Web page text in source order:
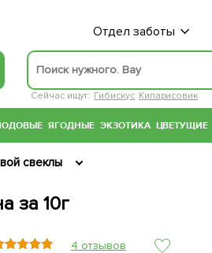
Отдел заботы
Сейчас ищут: Гибискус Кипарисовик
ЯГОДНЫЕ ЭКЗОТИКА ЦВЕТУЩИЕ
свеклы
за 10г
4 отзывов